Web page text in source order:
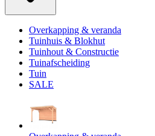
Overkapping & veranda
Tuinhuis & Blokhut
Tuinhout & Constructie
Tuinafscheiding
Tuin
SALE